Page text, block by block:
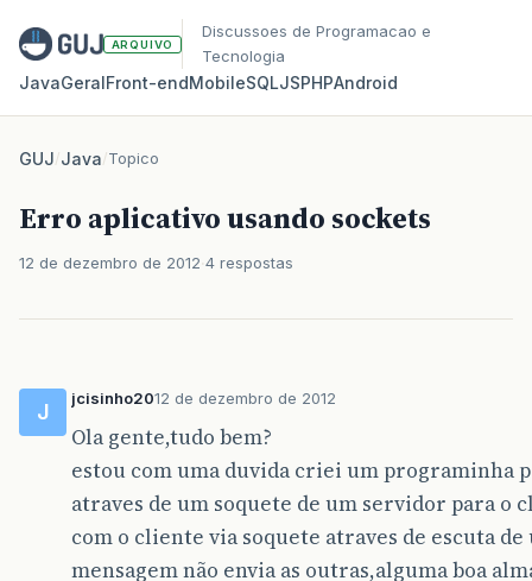
ARQUIVO
Discussoes de Programacao e
Tecnologia
JavaGeralFront‑endMobileSQLJSPHPAndroid
GUJ/Java/Topico
Erro aplicativo usando sockets
12 de dezembro de 2012 4 respostas
J
jcisinho2012 de dezembro de 2012
Ola gente,tudo bem?
estou com uma duvida criei um programinha
atraves de um soquete de um servidor para o
com o cliente via soquete atraves de escuta
mensagem não envia as outras,alguma boa